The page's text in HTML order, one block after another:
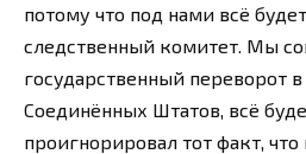
потому что под нами всё
следственный комитет. Мы
государственный переворот
Соединённых Штатов, всё
проигнорировал тот факт,